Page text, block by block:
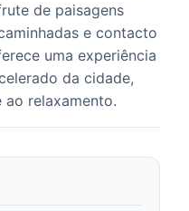
de paisagens
e contacto
uma experiência
da cidade,
relaxamento.